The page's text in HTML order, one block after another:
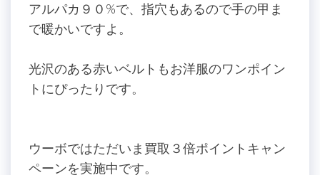
アルパカ９０%で、指穴もあるので手の甲ま
で暖かいですよ。
光沢のある赤いベルトもお洋服のワンポイン
トにぴったりです。
ウーボではただいま買取３倍ポイントキャン
ペーンを実施中です。